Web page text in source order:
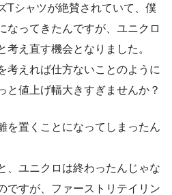
Tシャツが絶賛されていて、僕
なってきたんですが、ユニクロ
え直す機会となりました。
考えれば仕方ないことのように
と値上げ幅大きすぎませんか？
を置くことになってしまったん
、ユニクロは終わったんじゃな
ですが、ファーストリテイリン